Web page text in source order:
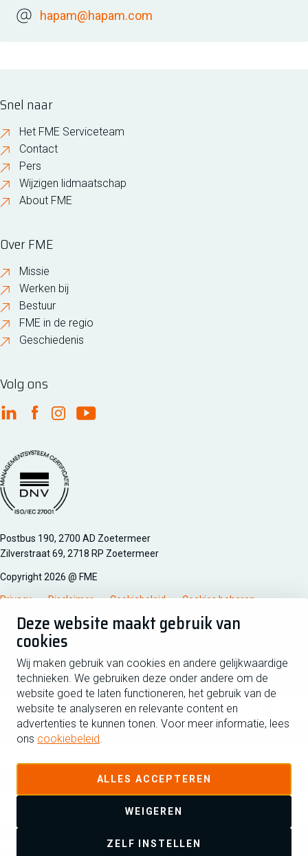
Deze website maakt gebruik van
cookies
Wij maken gebruik van cookies en andere gelijkwaardige
technieken. We gebruiken deze onder andere om de
website goed te laten functioneren, het gebruik van de
website te analyseren en relevante content en
advertenties te kunnen tonen. Voor meer informatie, lees
ons cookiebeleid.
ALLES ACCEPTEREN
WEIGEREN
ZELF INSTELLEN
hapam@hapam.com
Snel naar
Het FME Serviceteam
Contact
Pers
Wijzigen lidmaatschap
About FME
Over FME
Missie
Werken bij
Bestuur
FME in de regio
Geschiedenis
Volg ons
FME Linkedin
FME Facebook
FME Instagram
FME Youtube
Managementsyteem certificatie DNV iso/iec 27001
Postbus 190, 2700 AD Zoetermeer
Zilverstraat 69, 2718 RP Zoetermeer
Copyright 2026 @ FME
Privacy Disclaimer Cookiebeleid Cookies beheren
Schrijf je in voor de nieuwsbrief
Voornaam
Achternaam
Ja ik schrijf me in voor de nieuwsbrief en ga akkoord met de